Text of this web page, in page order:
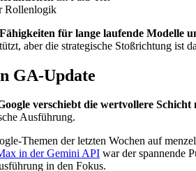
Rollenlogik
für lange laufende Modelle
aber die strategische Stoßrichtung ist
GA-Update
verschiebt die wertvollere Schicht
Ausführung.
Themen der letzten Wochen auf
in der Gemini API war der spannende
in den Fokus.